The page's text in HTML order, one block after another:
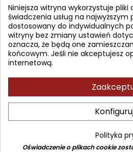
ULTRASONOGRAFIA W
Autor: red. wyd. pol.
Cena
159,90 zł
Niniejsza witryna wykorzystuje pliki
świadczenia usług na najwyższym
dostosowany do indywidualnych
witryny bez zmiany ustawień
oznacza, że będą one
końcowym. Jeśli nie akceptujesz
internetową.
Polityka
Oświadczenie o plikach cookie